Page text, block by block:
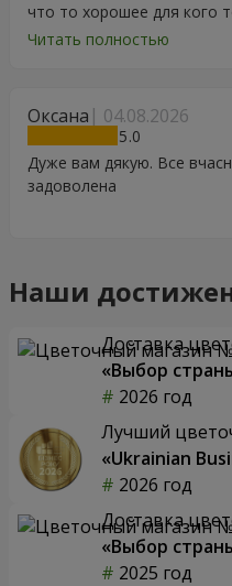
что то хорошее для кого
порадоваться цветам,
Читать полностью
Оксана 04.08.2026
5
Дуже вам дякую. Все
задоволена
Наши
Доставка
«Выбор
2026 год
Лучший
«Ukrainian
2026 год
Доставка
«Выбор
2025 год